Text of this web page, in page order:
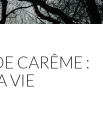
CARÊME :
VIE